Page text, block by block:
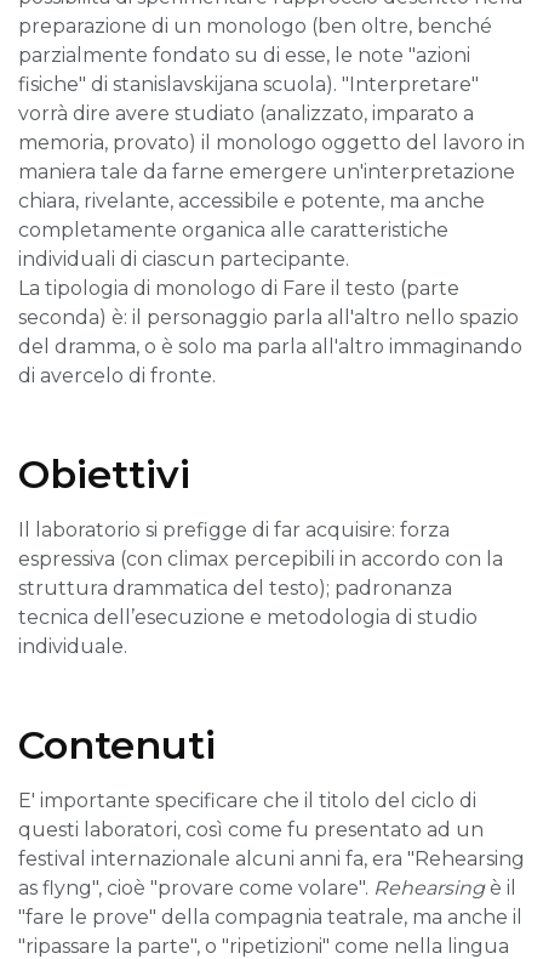
preparazione di un monologo (ben oltre, benché
parzialmente fondato su di esse, le note "azioni
fisiche" di stanislavskijana scuola). "Interpretare"
vorrà dire avere studiato (analizzato, imparato a
memoria, provato) il monologo oggetto del lavoro in
maniera tale da farne emergere un'interpretazione
chiara, rivelante, accessibile e potente, ma anche
completamente organica alle caratteristiche
individuali di ciascun partecipante.
La tipologia di monologo di Fare il testo (parte
seconda) è: il personaggio parla all'altro nello spazio
del dramma, o è solo ma parla all'altro immaginando
di avercelo di fronte.
Obiettivi
Il laboratorio si prefigge di far acquisire: forza
espressiva (con climax percepibili in accordo con la
struttura drammatica del testo); padronanza
tecnica dell’esecuzione e metodologia di studio
individuale.
Contenuti
E' importante specificare che il titolo del ciclo di
questi laboratori, così come fu presentato ad un
festival internazionale alcuni anni fa, era "Rehearsing
as flyng", cioè "provare come volare". Rehearsingè il
"fare le prove" della compagnia teatrale, ma anche il
"ripassare la parte", o "ripetizioni" come nella lingua